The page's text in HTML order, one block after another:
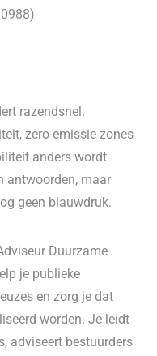
razendsnel.
zero-emissie zones
anders wordt
antwoorden, maar
geen blauwdruk.
Duurzame
je publieke
en zorg je dat
worden. Je leidt
adviseert bestuurders